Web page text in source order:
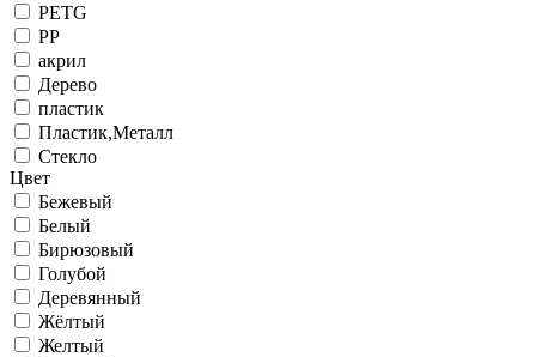
PETG
PP
акрил
Дерево
пластик
Пластик,Металл
Стекло
Цвет
Бежевый
Белый
Бирюзовый
Голубой
Деревянный
Жёлтый
Желтый